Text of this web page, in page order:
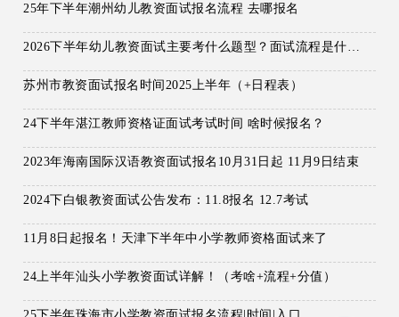
25年下半年潮州幼儿教资面试报名流程 去哪报名
苏州市教资面试报名时间2025上半年（+日程表）
24下半年湛江教师资格证面试考试时间 啥时候报名？
2023年海南国际汉语教资面试报名10月31日起 11月9日结束
2024下白银教资面试公告发布：11.8报名 12.7考试
11月8日起报名！天津下半年中小学教师资格面试来了
24上半年汕头小学教资面试详解！（考啥+流程+分值）